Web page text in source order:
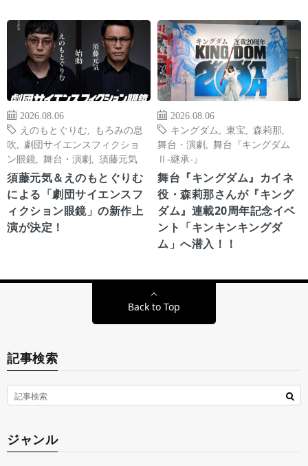
2026.08.06
えのもとぐりむ
もろみの息
吹
劇団サイエンスフィクショ
ン眼鏡
舞台・演劇 須藤元気
須藤元気＆えのもとぐりむ
による「劇団サイエンスフ
ィクション眼鏡」の新作上
演が決定！
2026.08.06
キングダム
東宝 森莉那
舞台・演劇
舞台『キングダム
Ⅱ-継承-』
舞台『キングダム』カイネ
役・森莉那さんが『キング
ダム』連載20周年記念イベ
ント「キンキンキングダ
ム」へ潜入！！
Back to Top
記事検索
ジャンル